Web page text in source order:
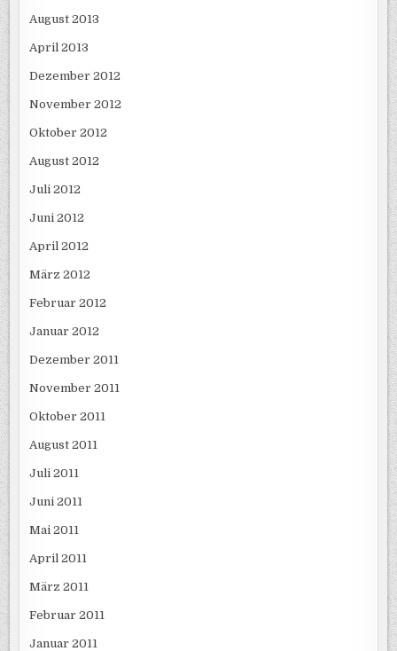
August 2013
April 2013
Dezember 2012
November 2012
Oktober 2012
August 2012
Juli 2012
Juni 2012
April 2012
März 2012
Februar 2012
Januar 2012
Dezember 2011
November 2011
Oktober 2011
August 2011
Juli 2011
Juni 2011
Mai 2011
April 2011
März 2011
Februar 2011
Januar 2011